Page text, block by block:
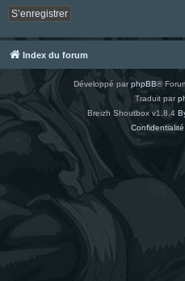
S’enregistrer
Index du forum
Développé parphpBB®
Traduit par
Breizh Shoutbox v1.8.4
Confidentialité